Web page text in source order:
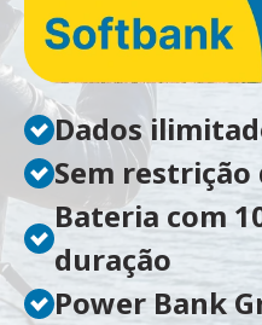
Dados
Sem restrição
Bateria com
duração
Power Bank